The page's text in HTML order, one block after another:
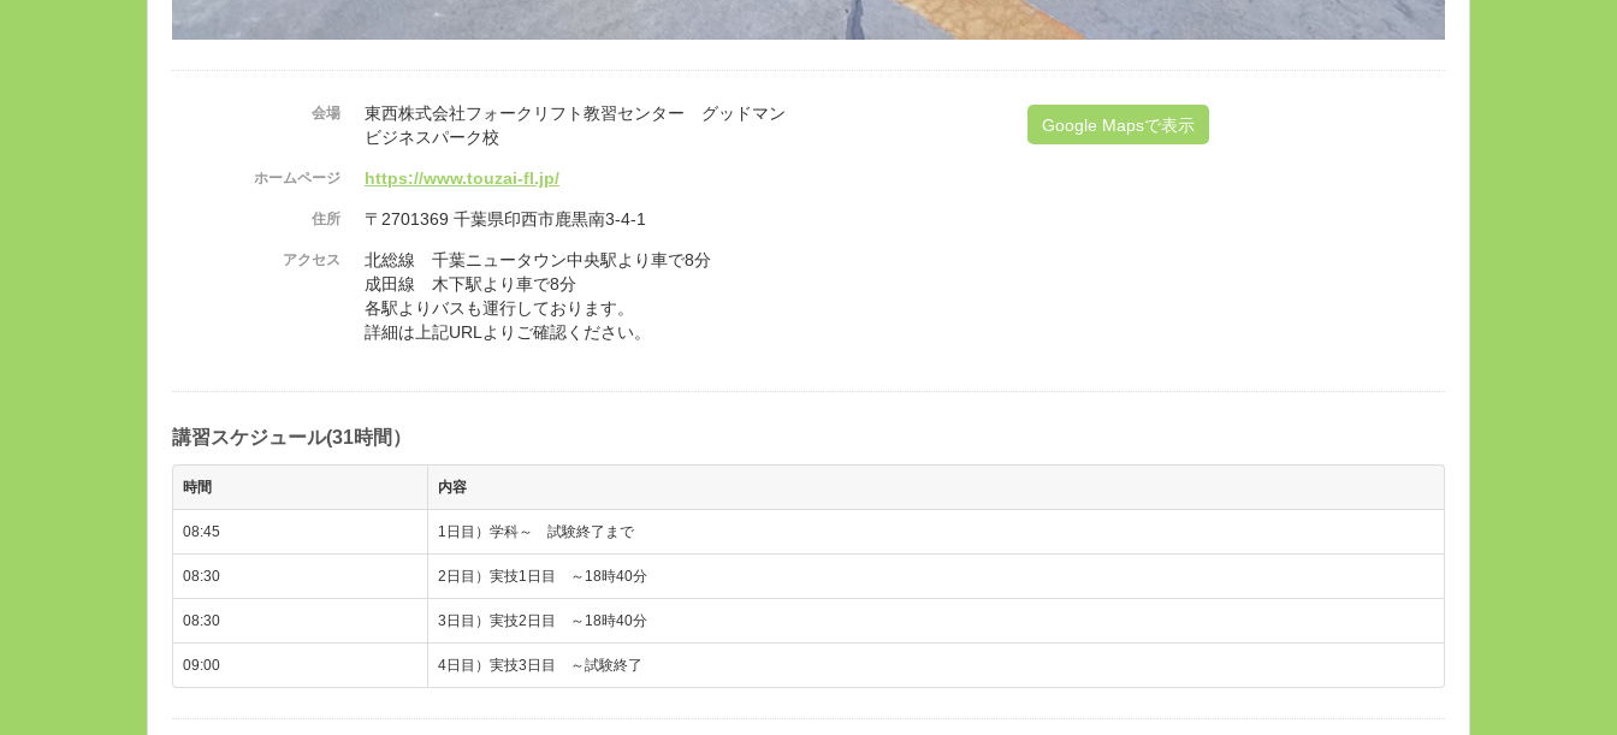
会場
東西株式会社フォークリフト教習センター グッドマン
ビジネスパーク校
ホームページ https://www.touzai-fl.jp/
住所 〒2701369 千葉県印西市鹿黒南3-4-1
アクセス
北総線 千葉ニュータウン中央駅より車で8分
成田線 木下駅より車で8分
各駅よりバスも運行しております。
詳細は上記URLよりご確認ください。
Google Mapsで表示
講習スケジュール(31時間）
時間 内容
08:45 1日目）学科～ 試験終了まで
08:30 2日目）実技1日目 ～18時40分
08:30 3日目）実技2日目 ～18時40分
09:00 4日目）実技3日目 ～試験終了